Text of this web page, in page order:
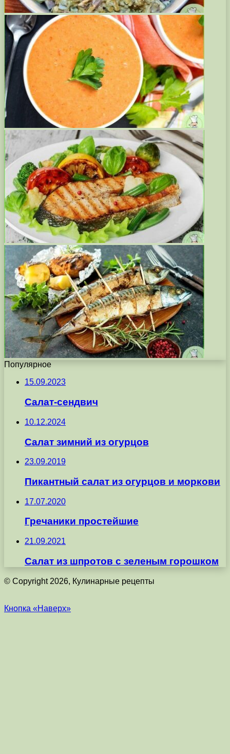
Популярное
15.09.2023
Салат-сендвич
10.12.2024
Салат зимний из огурцов
23.09.2019
Пикантный салат из огурцов и моркови
17.07.2020
Гречаники простейшие
21.09.2021
Салат из шпротов с зеленым горошком
© Copyright 2026, Кулинарные рецепты
Кнопка «Наверх»